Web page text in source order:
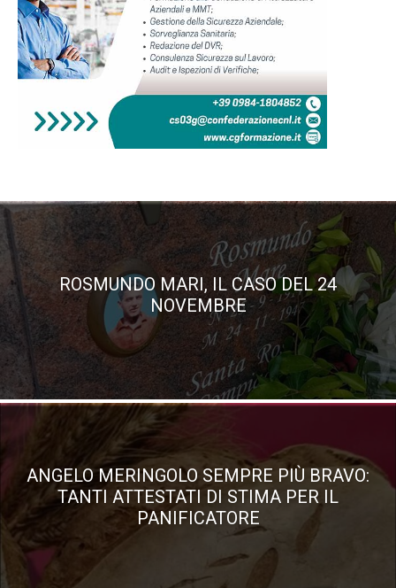
ROSMUNDO MARI, IL CASO DEL 24
NOVEMBRE
ANGELO MERINGOLO SEMPRE PIÙ BRAVO:
TANTI ATTESTATI DI STIMA PER IL
PANIFICATORE